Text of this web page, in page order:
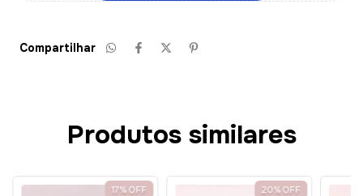
Compartilhar
Produtos similares
17%OFF 20%OFF